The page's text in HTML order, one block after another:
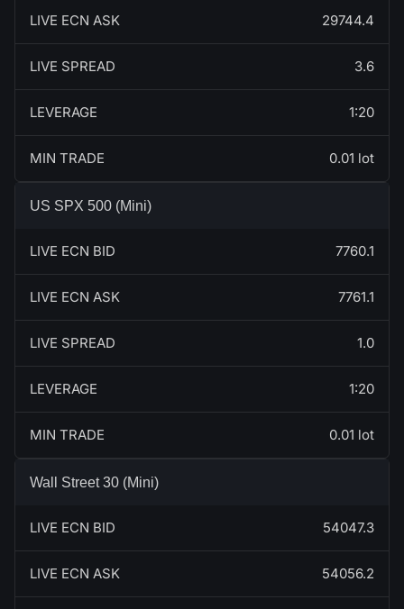
LIVE ECN ASK 29744.4
LIVE SPREAD 3.6
LEVERAGE 1:20
MIN TRADE 0.01 lot
US SPX 500 (Mini)
LIVE ECN BID 7760.1
LIVE ECN ASK 7761.1
LIVE SPREAD 1.0
LEVERAGE 1:20
MIN TRADE 0.01 lot
Wall Street 30 (Mini)
LIVE ECN BID 54047.3
LIVE ECN ASK 54056.2